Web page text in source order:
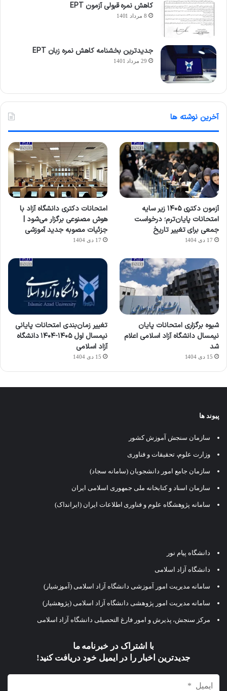
کاهش نمره قبولی آزمون EPT
8 مرداد 1401
جدیدترین بخشنامه کاهش نمره زبان EPT
29 مرداد 1401
آخرین نوشته ها
آزمون دکتری ۱۴۰۵ زیر سایه
امتحانات پایان‌ترم؛ درخواست
جمعی برای تغییر تاریخ
17 دی 1404
امتحانات دکتری دانشگاه آزاد با
هوش مصنوعی برگزار می‌شود |
جزئیات مصوبه جدید آموزشی
17 دی 1404
شیوه برگزاری امتحانات پایان
نیمسال دانشگاه آزاد اسلامی اعلام
شد
15 دی 1404
تغییر زمان‌بندی امتحانات پایانی
نیمسال اول ۱۴۰۵-۱۴۰۴ دانشگاه
آزاد اسلامی
15 دی 1404
پیوند ها
سازمان سنجش آموزش کشور
وزارت علوم، تحقیقات و فناوری
سازمان جامع امور دانشجویان (سامانه سجاد)
سازمان اسناد و کتابخانه ملی جمهوری اسلامی ایران
سامانه پژوهشگاه علوم و فناوری اطلاعات ایران (ایرانداک)
دانشگاه پیام نور
دانشگاه آزاد اسلامی
سامانه مدیریت امور آموزشی دانشگاه آزاد اسلامی (آموزشیار)
سامانه مدیریت امور پژوهشی دانشگاه آزاد اسلامی (پژوهشیار)
مرکز سنجش، پذیرش و امور فارغ التحصیلی دانشگاه آزاد اسلامی
با اشتراک در خبرنامه ما
جدیدترین اخبار را در ایمیل خود دریافت کنید!